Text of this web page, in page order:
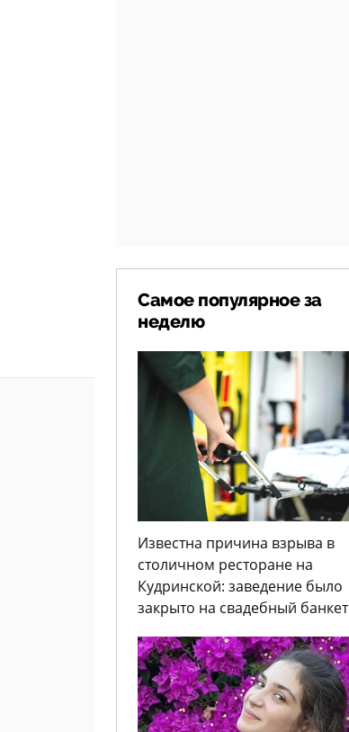
Самое популярное за
неделю
Известна причина взрыва в
столичном ресторане на
Кудринской: заведение было
закрыто на свадебный банкет